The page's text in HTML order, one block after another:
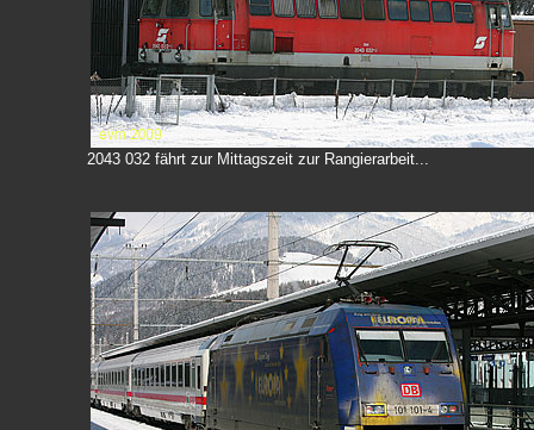
2043 032 fährt zur Mittagszeit zur Rangierarbeit...